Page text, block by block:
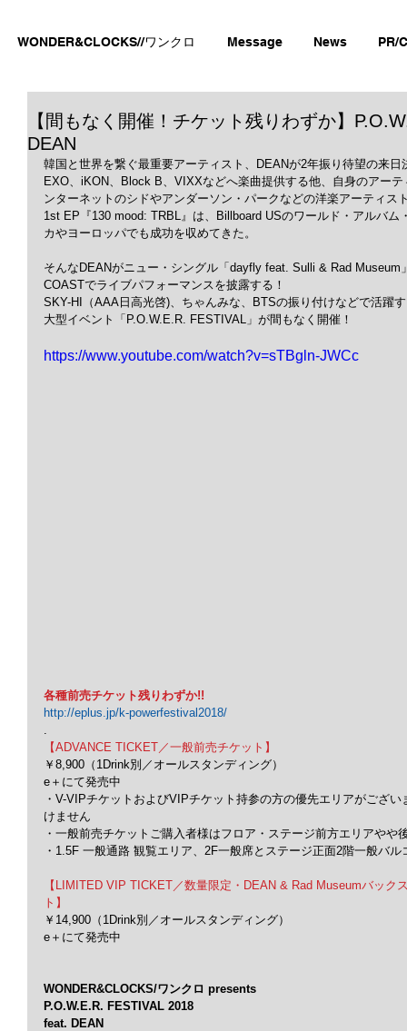
WONDER&CLOCKS//ワンクロ Message News PR/
【間もなく開催！チケット残りわずか】
DEAN
韓国と世界を繋ぐ最重要アーティスト、DEANが2年振り待望の来日
EXO、iKON、Block B、VIXXなどへ楽曲提供する他、自身のアー
ンターネットのシドやアンダーソン・パークなどの洋楽アーティス
1st EP『130 mood: TRBL』は、Billboard USのワールド・アルバム
カやヨーロッパでも成功を収めてきた。
そんなDEANがニュー・シングル「dayfly feat. Sulli & Rad
COASTでライブパフォーマンスを披露する！
SKY-HI（AAA日高光啓)、ちゃんみな、BTSの振り付けなどで活躍
大型イベント「P.O.W.E.R. FESTIVAL」が間もなく開催！
https://www.youtube.com/watch?v=sTBgln-JWCc
各種前売チケット残りわずか!!
http://eplus.jp/k-powerfestival2018/
【ADVANCE TICKET／一般前売チケット】
￥8,900（1Drink別／オールスタンディング）
e＋にて発売中
・V-VIPチケットおよびVIPチケット持参の方の優先エリアがござ
けません
・一般前売チケットご購入者様はフロア・ステージ前方エリアやや
・1.5F 一般通路 観覧エリア、2F一般席とステージ正面2階一般バ
【LIMITED VIP TICKET／数量限定・DEAN & Rad Museumバック
ト】
￥14,900（1Drink別／オールスタンディング）
e＋にて発売中
WONDER&CLOCKS/ワンクロ presents
P.O.W.E.R. FESTIVAL 2018
feat. DEAN